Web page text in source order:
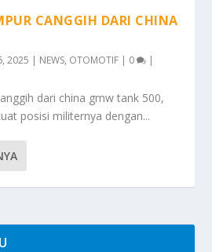
CANGGIH DARI CHINA
2025 | NEWS, OTOMOTIF | 0 |
dari china gmw tank 500,
posisi militernya dengan...